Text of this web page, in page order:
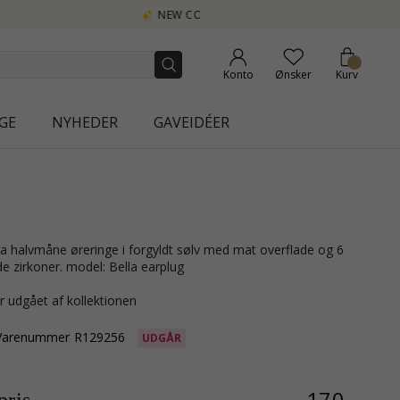
Konto Ønsker Kurv
NYHEDER GAVEIDÉER
zirkoner. model: Bella earplug
udgået af kollektionen
R129256 UDGÅR